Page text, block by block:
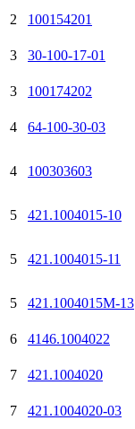
2
100154201
3
30-100-17-01
3
100174202
4
64-100-30-03
4 100303603
5 421.1004015-10
5 421.1004015-11
5 421.1004015М-13
6
4146.1004022
7
421.1004020
7
421.1004020-03